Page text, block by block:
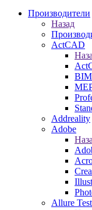
Производители
Назад
ActCAD
BIM
Addreality
Adobe
Allure